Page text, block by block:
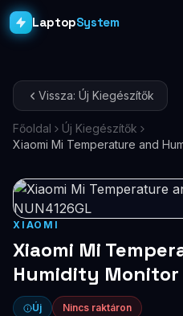
LaptopSystem
Asztali PC-k
Workstation PRO
Monitorok
Dokkolók
Kiegészítők
Akciók
Vissza: Új Kiegészítők
Főoldal
Új Kiegészítők
Xiaomi Mi Temperature and
XIAOMI
Xiaomi Mi
Humidity Monitor
Új Nincs raktáron